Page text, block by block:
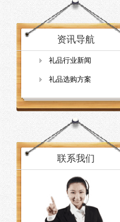
资讯导航
礼品行业新闻
礼品选购方案
联系我们